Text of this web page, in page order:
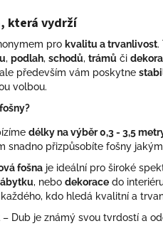
která vydrží
pro kvalitu a trvanlivost.
, podlah, schodů, trámů či
především vám poskytne
volbou.
délky na výběr 0,3 - 3,5
snadno přizpůsobíte fošny
fošna je ideální pro široké
, nebo dekorace do
kdo hledá kvalitní a
– Dub je známý svou tvrdostí a